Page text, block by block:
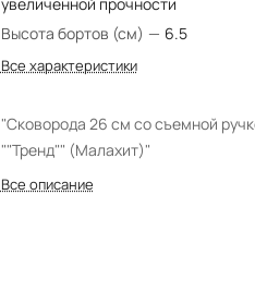
Высота бортов (см) — 6.5
Все характеристики
"Сковорода 26 см со съемной
""Тренд"" (Малахит)"
Все описание